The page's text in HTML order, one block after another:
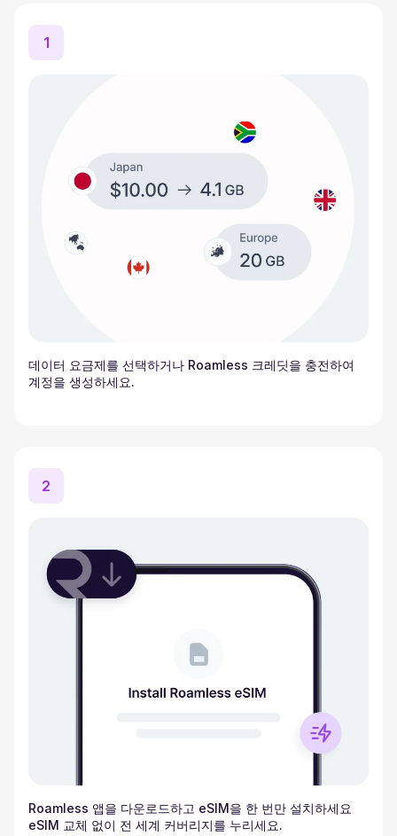
1
데이터 요금제를 선택하거나 Roamless 크레딧을 충전하여
계정을 생성하세요.
2
Roamless 앱을 다운로드하고 eSIM을 한 번만 설치하세요
eSIM 교체 없이 전 세계 커버리지를 누리세요.